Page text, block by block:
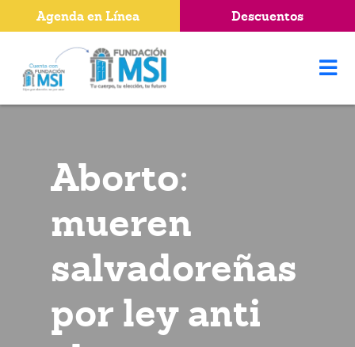
Aborto:
mueren
salvadoreñas
por ley anti
Agenda en Línea Descuentos